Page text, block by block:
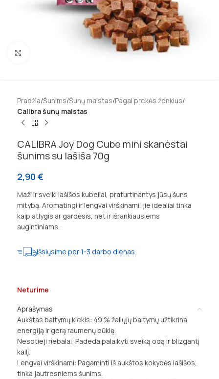
Pradžia Šunims Šunų maistas Pagal prekės ženklus
Calibra šunų maistas
CALIBRA Joy Dog Cube mini skanėstai
šunims su lašiša 70g
2,90 €
Maži ir sveiki lašišos kubeliai, praturtinantys jūsų šuns
mitybą. Aromatingi ir lengvai virškinami, jie idealiai tinka
kaip atlygis ar gardėsis, net ir išrankiausiems
augintiniams.
Išsiųsime per 1-3 darbo dienas.
Neturime
Aprašymas
Aukštas baltymų kiekis: 49 % žaliųjų baltymų užtikrina
energiją ir gerą raumenų būklę.
Nesotieji riebalai: Padeda palaikyti sveiką odą ir blizgantį
kailį.
Lengvai virškinami: Pagaminti iš aukštos kokybės lašišos,
tinka jautresniems šunims.